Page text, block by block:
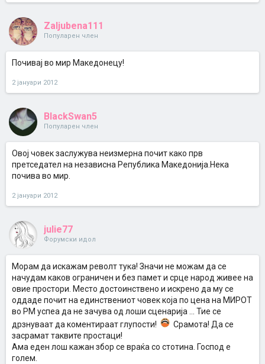
Zaljubena111
Популарен член
Почивај во мир Македонецу!
2 јануари 2012
BlackSwan5
Популарен член
Овој човек заслужува неизмерна почит како прв
претседател на независна Република Македонија.Нека
почива во мир.
2 јануари 2012
julie77
Форумски идол
Морам да искажам револт тука! Значи не можам да се
начудам каков ограничен и без памет и срце народ живее на
овие простори. Место достоинствено и искрено да му се
оддаде почит на единствениот човек која по цена на МИРОТ
во РМ успеа да не зачува од лоши сценарија ... Тие се
дрзнуваат да коментираат глупости!
Срамота! Да се
засрамат таквите простаци!
Ама еден лош кажан збор се враќа со стотина. Господ е
голем.